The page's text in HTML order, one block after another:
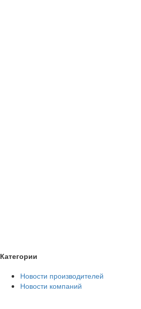
Категории
Новости производителей
Новости компаний